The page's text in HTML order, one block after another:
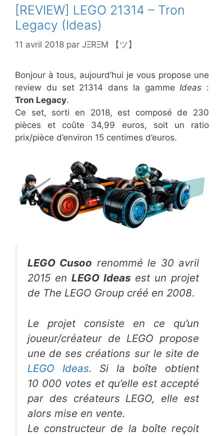
[REVIEW] LEGO 21314 – Tron
Legacy (Ideas)
11 avril 2018 par JΞRΞM 【ツ】
Bonjour à tous, aujourd’hui je vous propose une
review du set 21314 dans la gamme Ideas :
Tron Legacy.
Ce set, sorti en 2018, est composé de 230
pièces et coûte 34,99 euros, soit un ratio
prix/pièce d’environ 15 centimes d’euros.
LEGO Cusoo renommé le 30 avril
2015 en LEGO Ideas est un projet
de The LEGO Group créé en 2008.
Le projet consiste en ce qu’un
joueur/créateur de LEGO propose
une de ses créations sur le site de
LEGO Ideas. Si la boîte obtient
10 000 votes et qu’elle est accepté
par des créateurs LEGO, elle est
alors mise en vente.
Le constructeur de la boîte reçoit